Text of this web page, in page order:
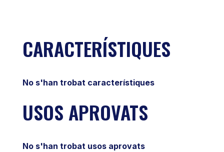
CARACTERÍSTIQUES
No s'han trobat característiques
USOS APROVATS
No s'han trobat usos aprovats